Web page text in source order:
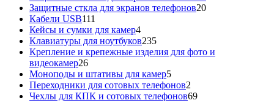
Защитные сткла для экранов телефонов2020
Кабели USB111
товаров
Кейсы и сумки для камер44
товара
Клавиатуры для ноутбуков235235
товаров
Крепление и крепежные изделия для фото и
видеокамер2626
товаров
Моноподы и штативы для камер55
товаров
Переходники для сотовых телефонов2
товара
Чехлы для КПК и сотовых телефонов6969